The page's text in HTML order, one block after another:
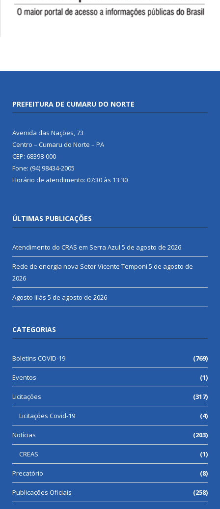
PREFEITURA DE CUMARU DO NORTE
Avenida das Nações, 73
Centro – Cumaru do Norte – PA
CEP: 68398-000
Fone: (94) 98434-2005
Horário de atendimento: 07:30 às 13:30
ÚLTIMAS PUBLICAÇÕES
Atendimento do CRAS em Serra Azul 5 de agosto de 2026
Rede de energia nova Setor Vicente Temponi 5 de agosto de
2026
Agosto lilás 5 de agosto de 2026
CATEGORIAS
Boletins COVID-19 (769)
Eventos (1)
Licitações (317)
Licitações Covid-19 (4)
Notícias (203)
CREAS (1)
Precatório (8)
Publicações Oficiais (258)